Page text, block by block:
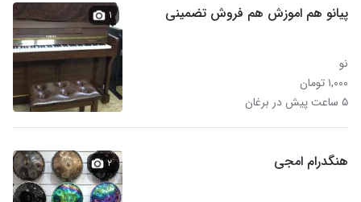
پیانو هم اموزش هم فروش تضمینی
نو
۱,۰۰۰ تومان
۵ ساعت پیش در برغان
۱
هنگدرام امجی ۲